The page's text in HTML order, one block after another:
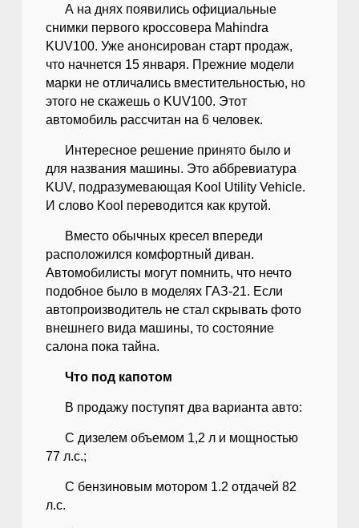
А на днях появились официальные
снимки первого кроссовера Mahindra
KUV100. Уже анонсирован старт продаж,
что начнется 15 января. Прежние модели
марки не отличались вместительностью, но
этого не скажешь о KUV100. Этот
автомобиль рассчитан на 6 человек.
Интересное решение принято было и
для названия машины. Это аббревиатура
KUV, подразумевающая Kool Utility Vehicle.
И слово Kool переводится как крутой.
Вместо обычных кресел впереди
расположился комфортный диван.
Автомобилисты могут помнить, что нечто
подобное было в моделях ГАЗ-21. Если
автопроизводитель не стал скрывать фото
внешнего вида машины, то состояние
салона пока тайна.
Что под капотом
В продажу поступят два варианта авто:
С дизелем объемом 1,2 л и мощностью
77 л.с.;
С бензиновым мотором 1.2 отдачей 82
л.с.